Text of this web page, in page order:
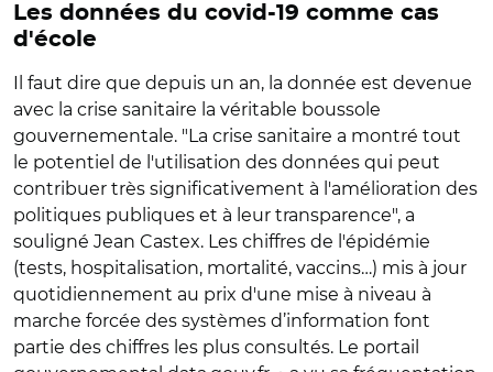
Les données du covid-19 comme cas
d'école
Il faut dire que depuis un an, la donnée est devenue
avec la crise sanitaire la véritable boussole
gouvernementale. "La crise sanitaire a montré tout
le potentiel de l'utilisation des données qui peut
contribuer très significativement à l'amélioration des
politiques publiques et à leur transparence", a
souligné Jean Castex. Les chiffres de l'épidémie
(tests, hospitalisation, mortalité, vaccins…) mis à jour
quotidiennement au prix d'une mise à niveau à
marche forcée des systèmes d’information font
partie des chiffres les plus consultés. Le portail